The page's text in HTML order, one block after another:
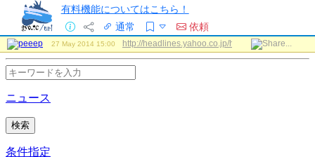
有料機能についてはこちら！
通常
依頼